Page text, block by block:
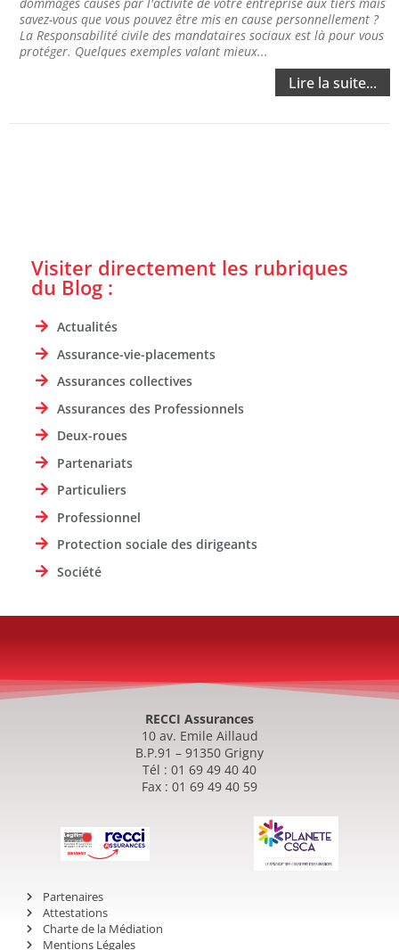
dommages causés par l'activité de votre entreprise aux tiers mais
savez-vous que vous pouvez être mis en cause personnellement ?
La Responsabilité civile des mandataires sociaux est là pour vous
protéger. Quelques exemples valant mieux...
Lire la suite...
Visiter directement les rubriques
du Blog :
Actualités
Assurance-vie-placements
Assurances collectives
Assurances des Professionnels
Deux-roues
Partenariats
Particuliers
Professionnel
Protection sociale des dirigeants
Société
RECCI Assurances
10 av. Emile Aillaud
B.P.91 – 91350 Grigny
Tél : 01 69 49 40 40
Fax : 01 69 49 40 59
Partenaires
Attestations
Charte de la Médiation
Mentions Légales